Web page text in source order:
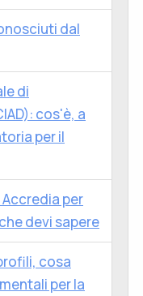
dal
di
cos'è, a
per il
per
devi sapere
cosa
per la